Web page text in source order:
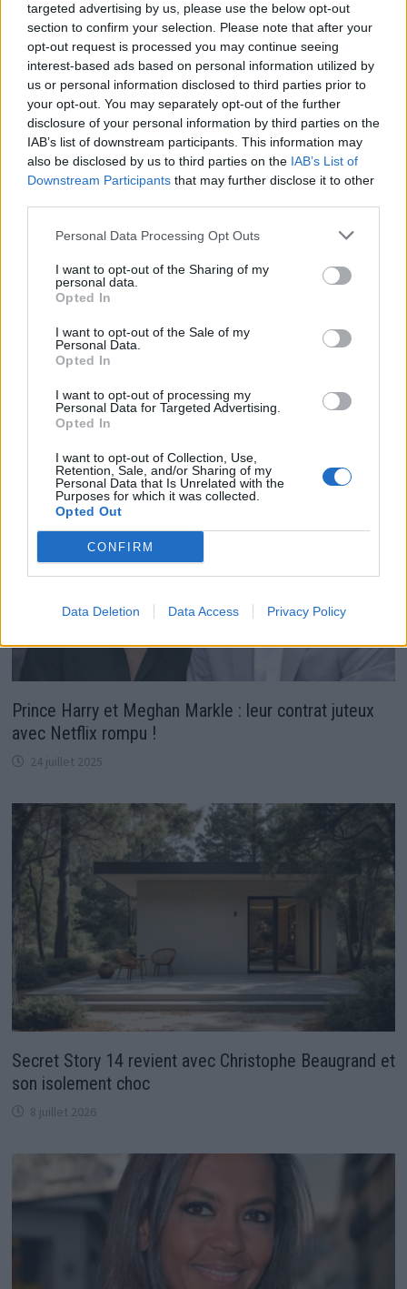
targeted advertising by us, please use the below opt-out
section to confirm your selection. Please note that after your
opt-out request is processed you may continue seeing
interest-based ads based on personal information utilized by
us or personal information disclosed to third parties prior to
your opt-out. You may separately opt-out of the further
disclosure of your personal information by third parties on the
IAB’s list of downstream participants. This information may
also be disclosed by us to third parties on the IAB’s List of
Downstream Participants that may further disclose it to other
Personal Data Processing Opt Outs
I want to opt-out of the Sharing of my
personal data.
Opted In
I want to opt-out of the Sale of my
Personal Data.
Opted In
I want to opt-out of processing my
Personal Data for Targeted Advertising.
Opted In
I want to opt-out of Collection, Use,
Retention, Sale, and/or Sharing of my
Personal Data that Is Unrelated with the
Purposes for which it was collected.
Opted Out
CONFIRM
Data Deletion Data Access Privacy Policy
Navigation
de
l’article
PUBLICATION PRÉCÉDENTEPublication
précédente :
La reine Camilla en
colère contre Meghan
Markle : elle estime
qu’elle a “lavé le
cerveau” du prince Harry
PUBLICATION SUIVANTE
Flavie en France : la
surprise qui séduit déjà
des centaines de milliers
de téléspectateurs
HistoireDePeople
VOUS POURRIEZ AUSSI AIMER
Prince Harry et Meghan Markle : leur contrat juteux
avec Netflix rompu !
24 juillet 2025
Secret Story 14 revient avec Christophe Beaugrand et
son isolement choc
8 juillet 2026